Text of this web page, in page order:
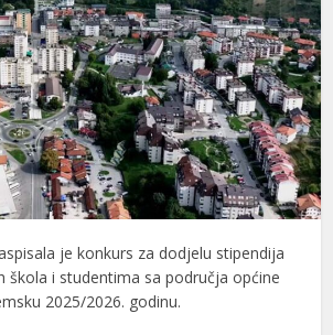
je konkurs za dodjelu stipendija
škola i studentima sa područja općine
2025/2026. godinu.